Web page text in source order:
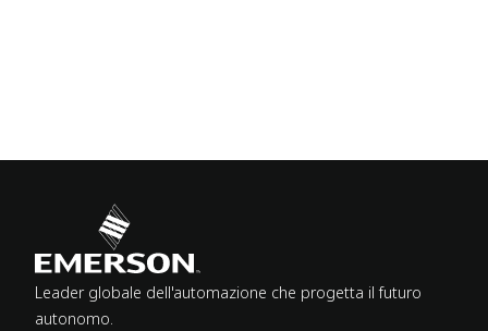
Leader globale dell'automazione che progetta il futuro
autonomo.